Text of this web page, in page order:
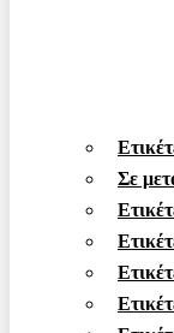
Σε